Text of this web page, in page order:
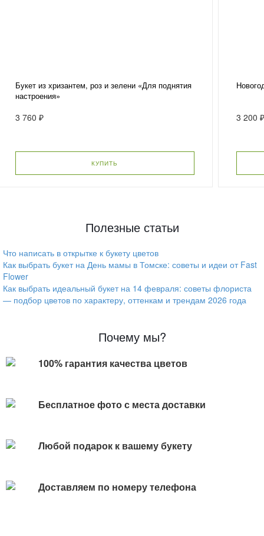
Букет из хризантем, роз и зелени «Для поднятия
настроения»
3 760 ₽
КУПИТЬ
3 200
Полезные статьи
Что написать в открытке к букету цветов
Как выбрать букет на День мамы в Томске: советы и идеи от Fast
Flower
Как выбрать идеальный букет на 14 февраля: советы флориста
— подбор цветов по характеру, оттенкам и трендам 2026 года
Почему мы?
100% гарантия качества цветов
Бесплатное фото с места доставки
Любой подарок к вашему букету
Доставляем по номеру телефона